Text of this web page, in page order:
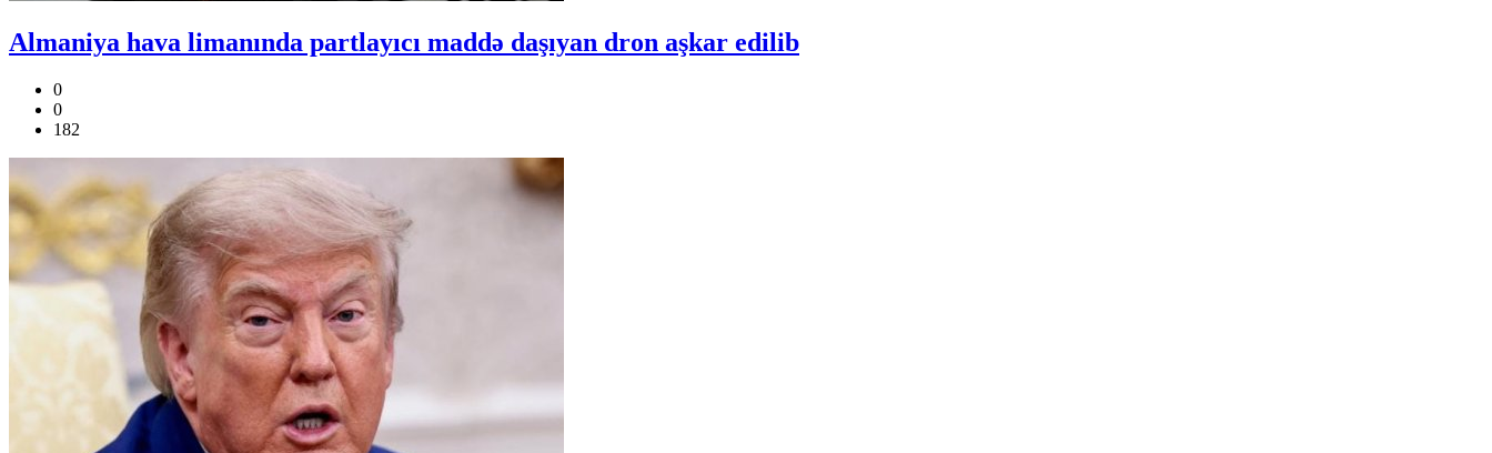
Almaniya hava limanında partlayıcı maddə daşıyan dron aşkar edilib
0
0
182